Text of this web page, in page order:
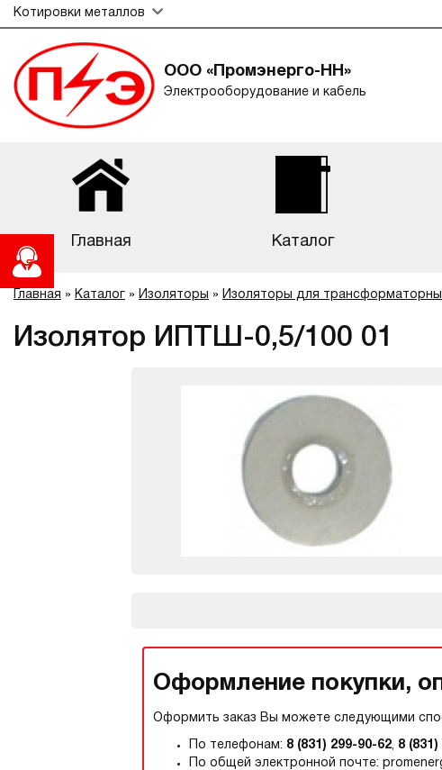
Котировки металлов
ООО «Промэнерго-НН»
Электрооборудование и кабель
Главная Каталог
Главная » Каталог » Изоляторы » Изоляторы для
Изолятор ИПТШ-0,5/100 01
Оформление покупки,
Оформить заказ Вы можете следующими
По телефонам: 8 (831) 299-90-62, 8
По общей электронной почте: